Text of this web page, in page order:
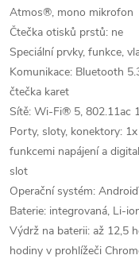
Atmos®, mono mikrofon
Čtečka otisků prstů: ne
Speciální prvky, funkce,
Komunikace: Bluetooth
čtečka karet
Sítě: Wi-Fi® 5, 802.11ac
Porty, sloty, konektory:
funkcemi napájení a
slot
Operační systém:
Baterie: integrovaná, Li-
Výdrž na baterii: až 12,5
hodiny v prohlížeči